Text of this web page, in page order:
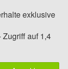
exklusive
Zugriff auf 1,4